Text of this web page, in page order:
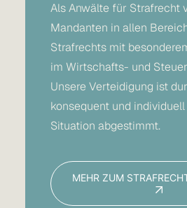
AlsAnwälte für Strafrecht
Mandanten in allen
Strafrechts mit
im Wirtschafts- und
Unsere Verteidigung ist
konsequent und
Situation abgestimmt.
MEHR ZUM